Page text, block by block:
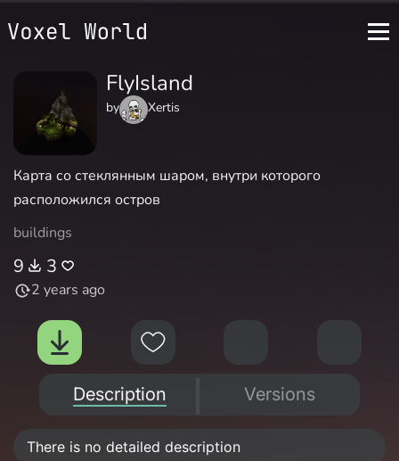
FlyIsland
by Xertis
Карта со стеклянным шаром, внутри которого
расположился остров
buildings
9 3
2 years ago
Description Versions
There is no detailed description